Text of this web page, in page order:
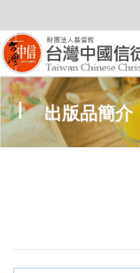
出版品簡介